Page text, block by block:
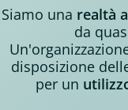
Siamo una realtà
da
disposizione
per un